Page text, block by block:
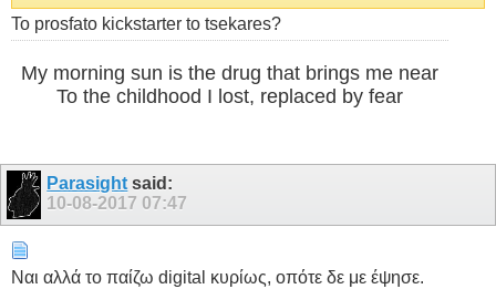
To prosfato kickstarter to tsekares?
My morning sun is the drug that brings me near
To the childhood I lost, replaced by fear
Parasight said:
10-08-2017 07:47
Ναι αλλά το παίζω digital κυρίως, οπότε δε με έψησε.